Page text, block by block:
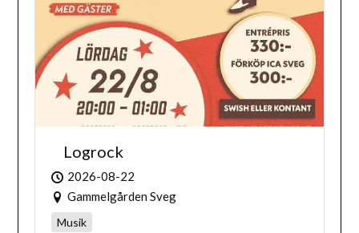
Logrock
2026-08-22
Gammelgården Sveg
Musik